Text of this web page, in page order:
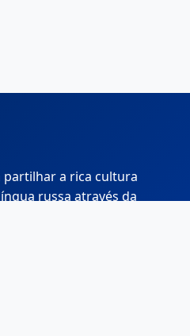
partilhar a rica cultura
russa através da